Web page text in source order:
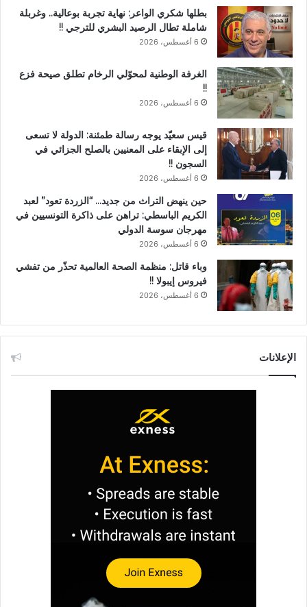
بطلها شكري الواعر: نهاية تجربة بوعالية.. وغربلة
شاملة تطال الرصيد البشري للترجي !!
6 أغسطس، 2026
الغرفة الوطنية لمحوّلي الرخام تطلق صيحة فزع
!!
6 أغسطس، 2026
قيس سعيّد يوجه رسالة طمئنة: الدولة لا تسعى
إلى الإبقاء على المعنيين بالصلح الجزائي في
السجون !!
6 أغسطس، 2026
حين ينهض التراث من جديد… “الزردة تعود” لعبد
الكريم الباسطي: تراهن على ذاكرة التونسيين في
مهرجان سوسة الدولي
6 أغسطس، 2026
وباء قاتل: منظمة الصحة العالمية تحذّر من تفشي
فيروس إيبولا !!
6 أغسطس، 2026
الإعلانات